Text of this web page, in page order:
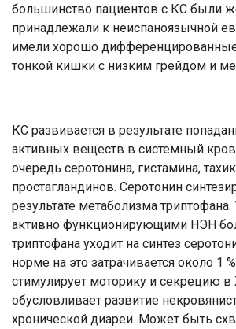
большинство пациентов с КС были
принадлежали к неиспаноязычной
имели хорошо
тонкой кишки с низким грейдом и
КС развивается в результате
активных веществ в системный
очередь серотонина, гистамина,
простагландинов. Серотонин
результате метаболизма
активно функционирующими НЭН
триптофана уходит на синтез
норме на это затрачивается около 1
стимулирует моторику и секрецию
обусловливает развитие
хронической диареи. Может быть